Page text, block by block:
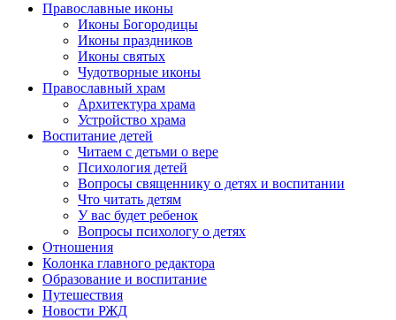
Православные иконы
Иконы Богородицы
Иконы праздников
Иконы святых
Чудотворные иконы
Православный храм
Архитектура храма
Устройство храма
Воспитание детей
Читаем с детьми о вере
Психология детей
Вопросы священнику о детях и воспитании
Что читать детям
У вас будет ребенок
Вопросы психологу о детях
Отношения
Колонка главного редактора
Образование и воспитание
Путешествия
Новости РЖД